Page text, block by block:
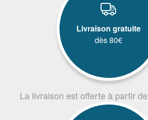
Livraison gratuite
dès 80€
La livraison est offerte à partir